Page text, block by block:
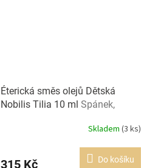
Éterická směs olejů Dětská
Nobilis Tilia 10 mlSpánek,
Skladem(3 ks)
315 Kč Do košíku